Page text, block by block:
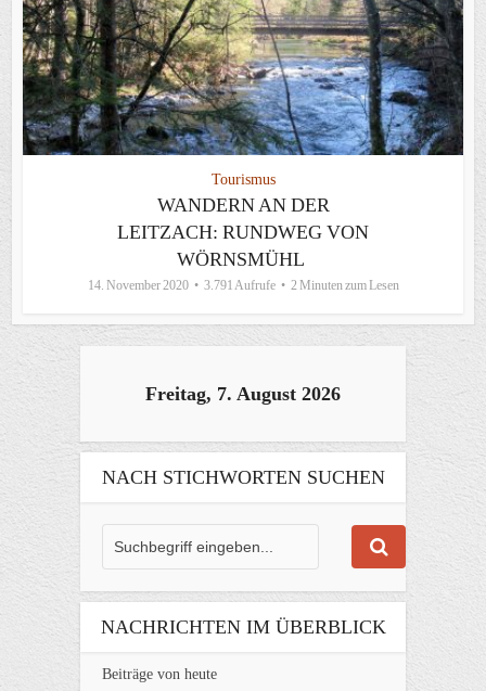
Tourismus
WANDERN AN DER
LEITZACH: RUNDWEG VON
WÖRNSMÜHL
14. November 2020 3.791 Aufrufe 2 Minuten zum Lesen
Freitag, 7. August 2026
NACH STICHWORTEN SUCHEN
NACHRICHTEN IM ÜBERBLICK
Beiträge von heute